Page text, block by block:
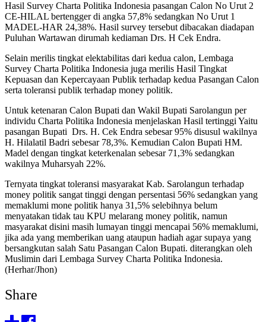
Hasil Survey Charta Politika Indonesia pasangan Calon No Urut 2
CE-HILAL bertengger di angka 57,8% sedangkan No Urut 1
MADEL-HAR 24,38%. Hasil survey tersebut dibacakan diadapan
Puluhan Wartawan dirumah kediaman Drs. H Cek Endra.
Selain merilis tingkat elektabilitas dari kedua calon, Lembaga
Survey Charta Politika Indonesia juga merilis Hasil Tingkat
Kepuasan dan Kepercayaan Publik terhadap kedua Pasangan Calon
serta toleransi publik terhadap money politik.
Untuk ketenaran Calon Bupati dan Wakil Bupati Sarolangun per
individu Charta Politika Indonesia menjelaskan Hasil tertinggi Yaitu
pasangan Bupati Drs. H. Cek Endra sebesar 95% disusul wakilnya
H. Hilalatil Badri sebesar 78,3%. Kemudian Calon Bupati HM.
Madel dengan tingkat keterkenalan sebesar 71,3% sedangkan
wakilnya Muharsyah 22%.
Ternyata tingkat toleransi masyarakat Kab. Sarolangun terhadap
money politik sangat tinggi dengan persentasi 56% sedangkan yang
memaklumi mone politik hanya 31,5% selebihnya belum
menyatakan tidak tau KPU melarang money politik, namun
masyarakat disini masih lumayan tinggi mencapai 56% memaklumi,
jika ada yang memberikan uang ataupun hadiah agar supaya yang
bersangkutan salah Satu Pasangan Calon Bupati. diterangkan oleh
Muslimin dari Lembaga Survey Charta Politika Indonesia.
(Herhar/Jhon)
Share